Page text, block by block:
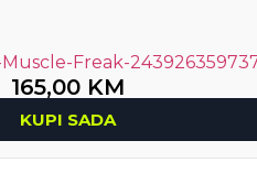
165,00 KM
KUPI SADA